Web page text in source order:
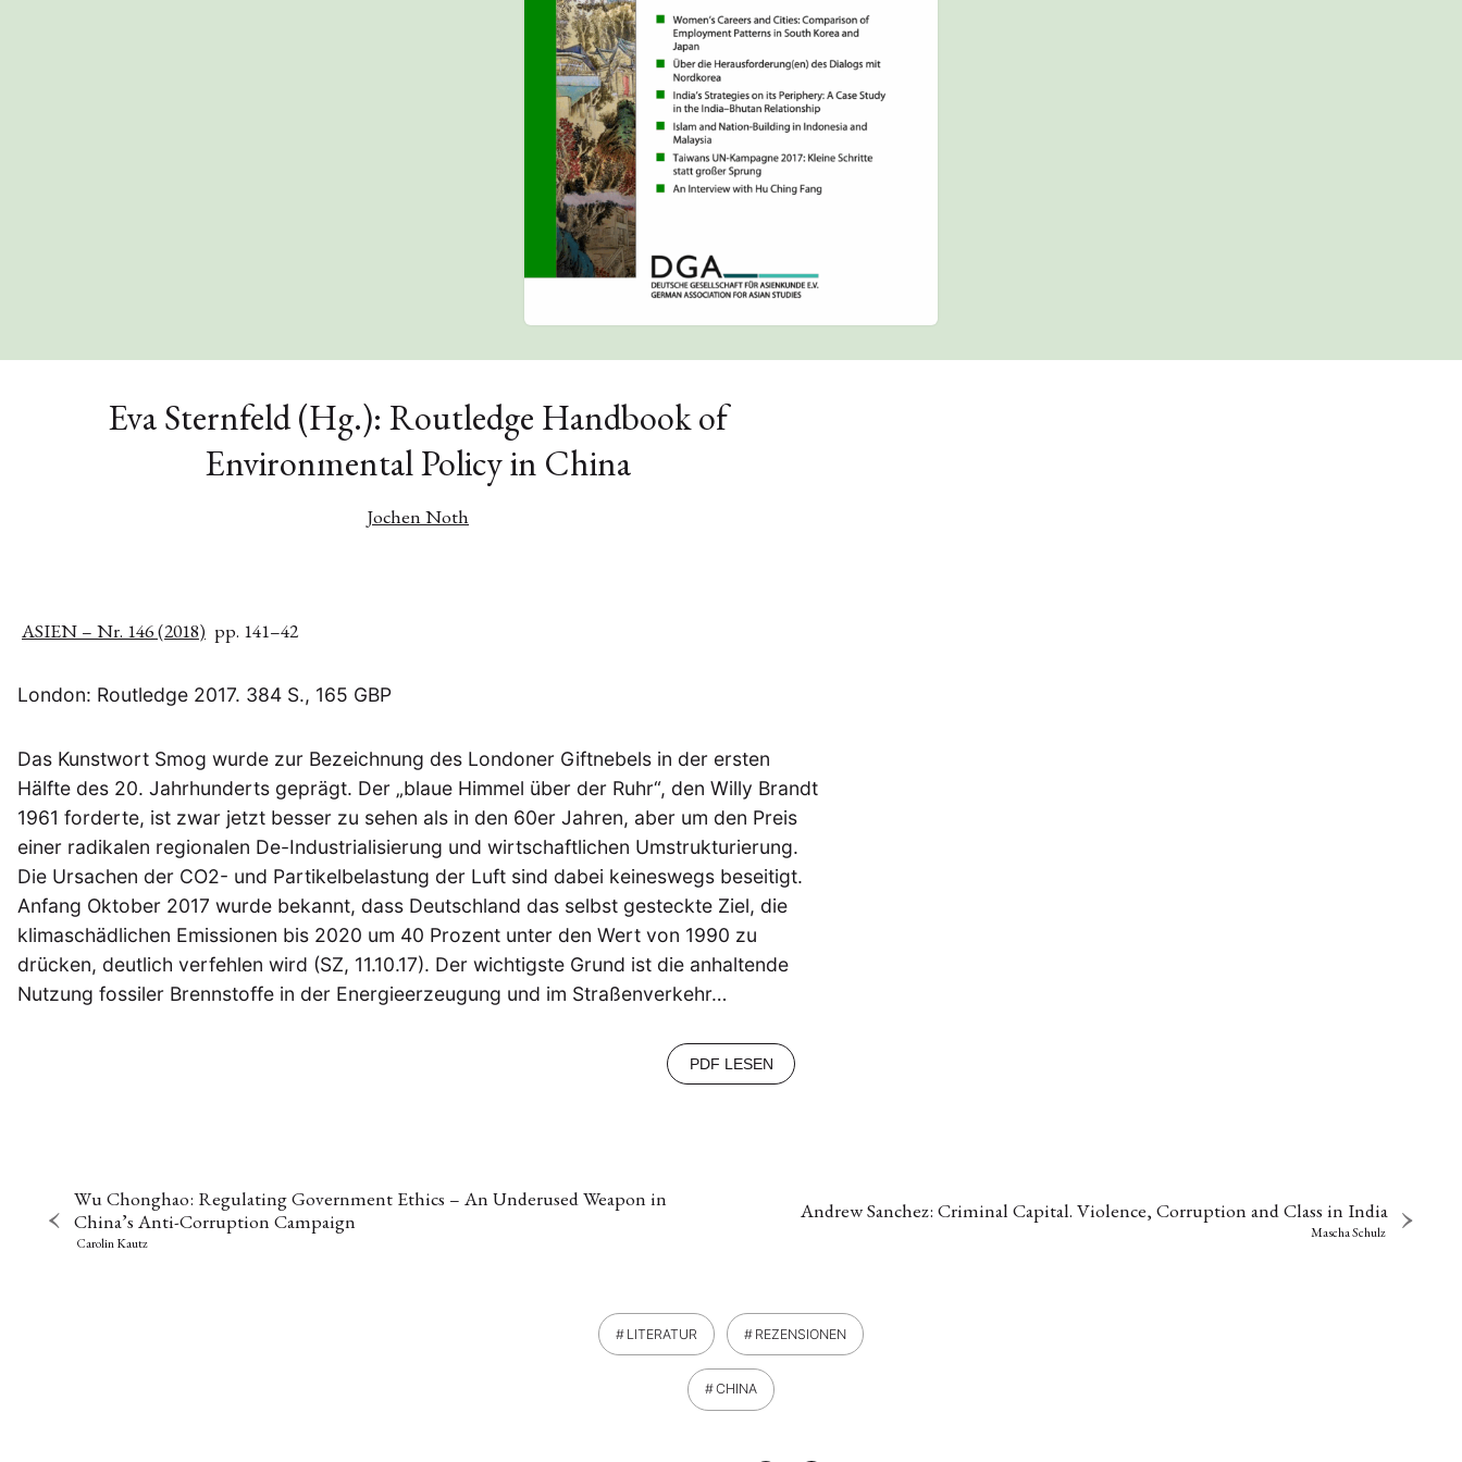
Eva Sternfeld (Hg.): Routledge Handbook of
Environmental Policy in China
Jochen Noth
ASIEN – Nr. 146 (2018) pp. 141–42
London: Routledge 2017. 384 S., 165 GBP
Das Kunstwort Smog wurde zur Bezeichnung des Londoner Giftnebels in der ersten
Hälfte des 20. Jahrhunderts geprägt. Der „blaue Himmel über der Ruhr“, den Willy Brandt
1961 forderte, ist zwar jetzt besser zu sehen als in den 60er Jahren, aber um den Preis
einer radikalen regionalen De-Industrialisierung und wirtschaftlichen Umstrukturierung.
Die Ursachen der CO2- und Partikelbelastung der Luft sind dabei keineswegs beseitigt.
Anfang Oktober 2017 wurde bekannt, dass Deutschland das selbst gesteckte Ziel, die
klimaschädlichen Emissionen bis 2020 um 40 Prozent unter den Wert von 1990 zu
drücken, deutlich verfehlen wird (SZ, 11.10.17). Der wichtigste Grund ist die anhaltende
Nutzung fossiler Brennstoffe in der Energieerzeugung und im Straßenverkehr…
PDF LESEN
Wu Chonghao: Regulating Government Ethics – An Underused Weapon in
China’s Anti-Corruption Campaign
Carolin Kautz
Andrew Sanchez: Criminal Capital. Violence, Corruption and Class in India
Mascha Schulz
LITERATUR REZENSIONEN
CHINA